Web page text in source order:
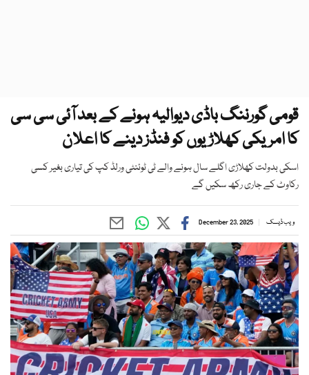
قومی گورننگ باڈی دیوالیہ ہونے کے بعد آئی سی سی
کا امریکی کھلاڑیوں کو فنڈز دینے کا اعلان
اسکی بدولت کھلاڑی اگلے سال ہونے والے ٹی ٹوئنٹی ورلڈ کپ کی تیاری بغیر کسی
رکاوٹ کے جاری رکھ سکیں گے
ویب ڈیسک December 23, 2025